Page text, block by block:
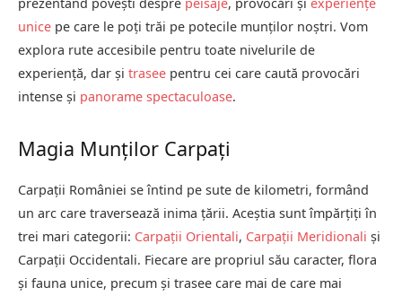
unice pe care le poți trăi pe potecile munților noștri. Vom
explora rute accesibile pentru toate nivelurile de
experiență, dar și trasee pentru cei care caută provocări
intense și panorame spectaculoase.
Magia Munților Carpați
Carpații României se întind pe sute de kilometri, formând
un arc care traversează inima țării. Aceștia sunt împărțiți în
trei mari categorii: Carpații Orientali, Carpații Meridionali și
Carpații Occidentali. Fiecare are propriul său caracter, flora
și fauna unice, precum și trasee care mai de care mai